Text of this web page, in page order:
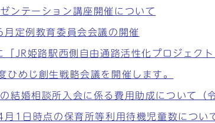
ンテーション講座開催について
定例教育委員会会議の開催
「JR姫路駅西側自由通路活性化プロジェ
ひめじ創生戦略会議を開催します。
結婚相談所入会に係る費用助成について（
1日時点の保育所等利用待機児童数につい